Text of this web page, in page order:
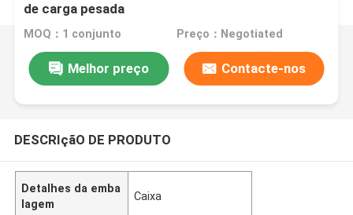
de carga pesada
MOQ：1 conjunto Preço：Negotiated
Melhor preço Contacte-nos
DESCRIçãO DE PRODUTO
Detalhes da emba
lagem
Caixa